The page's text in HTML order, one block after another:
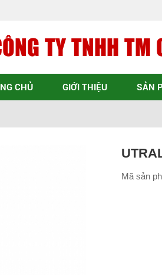
TY TNHH TM
CHỦ GIỚI THIỆU SẢN
Mã sản